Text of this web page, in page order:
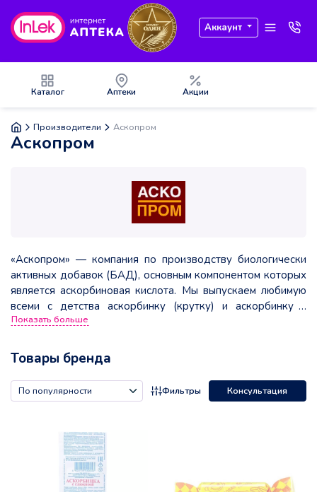
Аккаунт
Каталог Аптеки Акции
Производители Аскопром
Аскопром
«Аскопром» — компания по производству биологически
активных добавок (БАД), основным компонентом которых
является аскорбиновая кислота. Мы выпускаем любимую
всеми с детства аскорбинку (крутку) и аскорбинку с
глюкозой.
Показать больше
Товары бренда
Фильтры Консультация